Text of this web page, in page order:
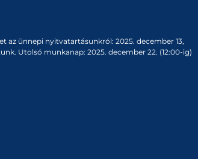
az ünnepi nyitvatartásunkról: 2025. december 13,
Utolsó munkanap: 2025. december 22. (12:00-ig)